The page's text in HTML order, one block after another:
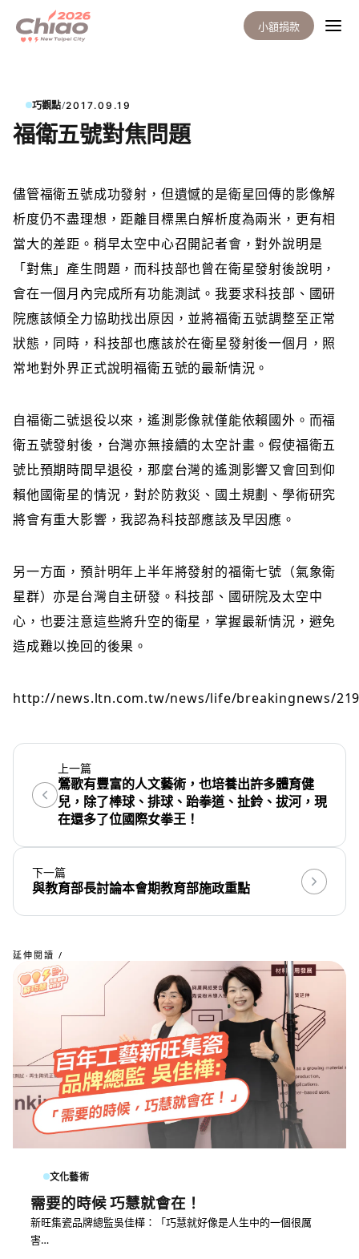
小額捐款
巧觀點/2017.09.19
福衛五號對焦問題
儘管福衛五號成功發射，但遺憾的是衛星回傳的影像解
析度仍不盡理想，距離目標黑白解析度為兩米，更有相
當大的差距。稍早太空中心召開記者會，對外說明是
「對焦」產生問題，而科技部也曾在衛星發射後說明，
會在一個月內完成所有功能測試。我要求科技部、國研
院應該傾全力協助找出原因，並將福衛五號調整至正常
狀態，同時，科技部也應該於在衛星發射後一個月，照
常地對外界正式說明福衛五號的最新情況。
自福衛二號退役以來，遙測影像就僅能依賴國外。而福
衛五號發射後，台灣亦無接續的太空計畫。假使福衛五
號比預期時間早退役，那麼台灣的遙測影響又會回到仰
賴他國衛星的情況，對於防救災、國土規劃、學術研究
將會有重大影響，我認為科技部應該及早因應。
另一方面，預計明年上半年將發射的福衛七號（氣象衛
星群）亦是台灣自主研發。科技部、國研院及太空中
心，也要注意這些將升空的衛星，掌握最新情況，避免
造成難以挽回的後果。
http://news.ltn.com.tw/news/life/breakingnews/
上一篇
鶯歌有豐富的人文藝術，也培養出許多體育健
兒，除了棒球、排球、跆拳道、扯鈴、拔河，現
在還多了位國際女拳王！
下一篇
與教育部長討論本會期教育部施政重點
延伸閱讀 /
文化藝術
需要的時候 巧慧就會在！
新旺集瓷品牌總監吳佳樺：「巧慧就好像是人生中的一個很厲
害…